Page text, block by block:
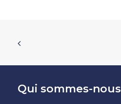
Qui sommes-nous